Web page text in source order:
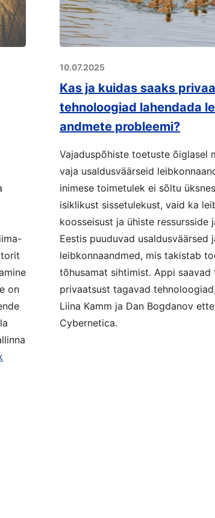
on
10.07.2025
Kas ja kuidas saaks
tehnoloogiad lahendada
andmete probleemi?
Vajaduspõhiste toetuste õiglasel
vaja usaldusväärseid
inimese toimetulek ei sõltu
isiklikust sissetulekust, vaid ka
koosseisust ja ühiste ressursside
Eestis puuduvad usaldusväärsed
leibkonnaandmed, mis takistab
tõhusamat sihtimist. Appi saavad
privaatsust tagavad
Liina Kamm ja Dan Bogdanov
Cybernetica.